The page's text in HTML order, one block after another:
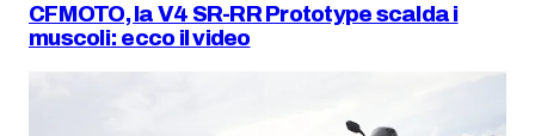
CFMOTO, la V4 SR-RR Prototype scalda i
muscoli: ecco il video